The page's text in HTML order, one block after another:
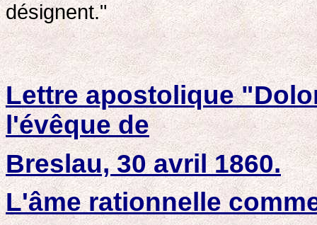
désignent."
Lettre apostolique
l'évêque de
Breslau, 30 avril 1860.
L'âme rationnelle